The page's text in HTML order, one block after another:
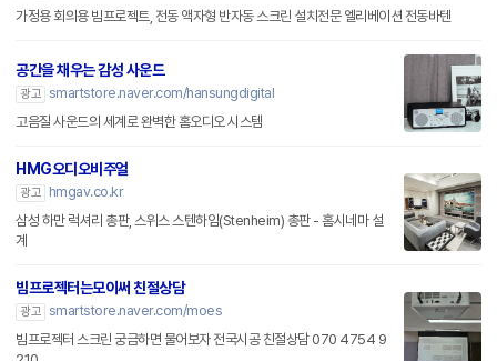
가정용 회의용 빔프로젝트, 전동 액자형 반자동 스크린 설치전문 엘리베이션 전동바텐
공간을 채우는 감성 사운드
광고 smartstore.naver.com/hansungdigital
고음질 사운드의 세계로 완벽한 홈오디오 시스템
HMG오디오비주얼
광고
hmgav.co.kr
삼성 하만 럭셔리 총판, 스위스 스텐하임(Stenheim) 총판 - 홈시네마 설
계
빔프로젝터는모이써 친절상담
광고 smartstore.naver.com/moes
빔프로젝터 스크린 궁금하면 물어보자 전국시공 친절상담 070 4754 9